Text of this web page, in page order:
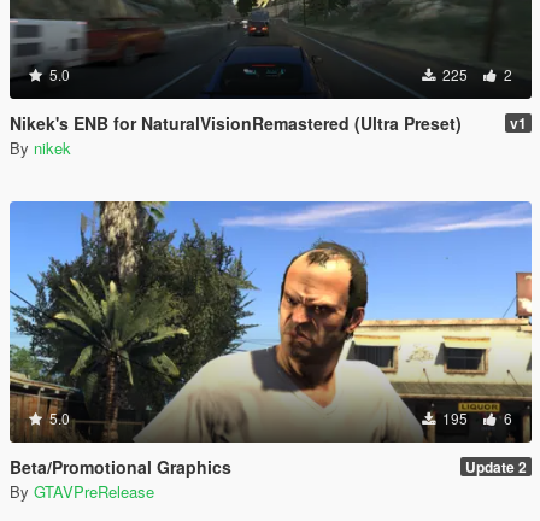
5.0 225 2
Nikek's ENB for NaturalVisionRemastered (Ultra Preset) v1
By nikek
5.0 195 6
Beta/Promotional Graphics Update 2
By GTAVPreRelease